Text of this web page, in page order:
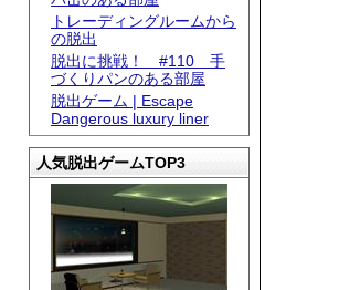
トレーディングルームから
の脱出
脱出に挑戦！ #110 手
づくりパンのある部屋
脱出ゲーム | Escape
Dangerous luxury liner
人気脱出ゲームTOP3